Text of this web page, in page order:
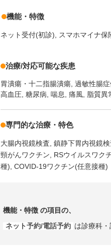
機能・特徴
ネット受付(初診) スマホマイナ保
治療/対応可能な疾患
胃潰瘍・十二指腸潰瘍 過敏性腸
高血圧, 糖尿病, 喘息, 痛風, 脂質
専門的な治療・特色
大腸内視鏡検査 鎮静下胃内視鏡検
頸がんワクチン
RSウイルスワク
種) COVID-19ワクチン(任意接種)
機能・特徴 の項目の、
ネット予約/電話予約 は診療科